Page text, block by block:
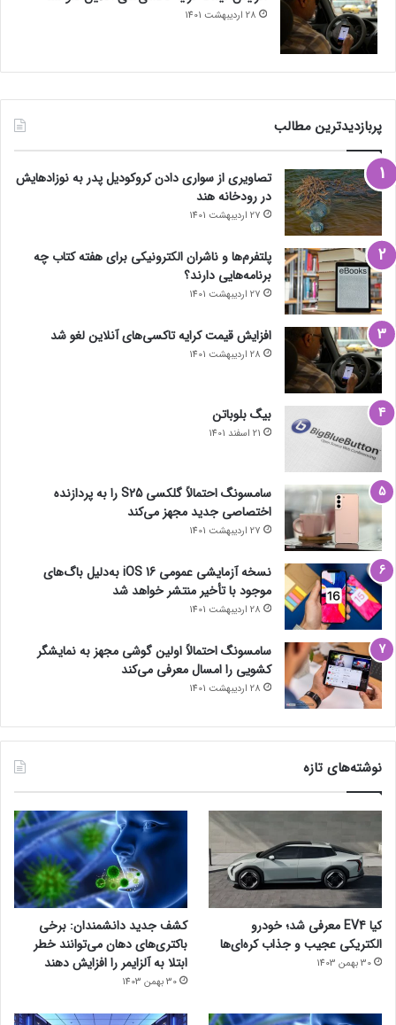
28 اردیبهشت 1401
پربازدیدترین مطالب
تصاویری از سواری دادن کروکودیل پدر به نوزادهایش
در رودخانه هند
27 اردیبهشت 1401
پلتفرم‌ها و ناشران الکترونیکی برای هفته کتاب چه
برنامه‌هایی دارند؟
27 اردیبهشت 1401
افزایش قیمت کرایه تاکسی‌های آنلاین لغو شد
28 اردیبهشت 1401
بیگ بلوباتن
21 اسفند 1401
سامسونگ احتمالاً گلکسی S25 را به پردازنده
اختصاصی جدید مجهز می‌کند
27 اردیبهشت 1401
نسخه آزمایشی عمومی iOS 16 به‌دلیل باگ‌های
موجود با تأخیر منتشر خواهد شد
28 اردیبهشت 1401
سامسونگ احتمالاً اولین گوشی مجهز به نمایشگر
کشویی را امسال معرفی می‌کند
28 اردیبهشت 1401
نوشته‌های تازه
کیا EV4 معرفی شد؛ خودرو
الکتریکی عجیب و جذاب کره‌ای‌ها
30 بهمن 1403
کشف جدید دانشمندان: برخی
باکتری‌های دهان می‌توانند خطر
ابتلا به آلزایمر را افزایش دهند
30 بهمن 1403